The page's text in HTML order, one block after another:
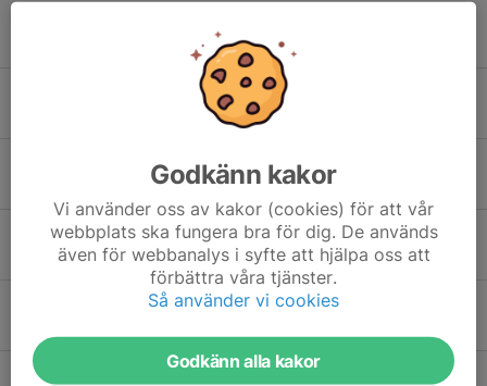
Nytt år - ny säsong!
Träningstider fram till nyår
19 okt 2022
Lagets regler
15 sep 2022
Dags att gå ut!
Interimkonsult Uthamra AB fortsätter stötta oss!
Godkänn kakor
Vi använder oss av kakor (cookies) för att vår
webbplats ska fungera bra för dig. De används
även för webbanalys i syfte att hjälpa oss att
förbättra våra tjänster.
Så använder vi cookies
Godkänn alla kakor